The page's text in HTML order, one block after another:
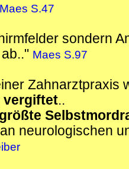
Maes S.47
sondern
Maes S.97
Zahnarztpraxis
vergiftet..
größte
neurologischen